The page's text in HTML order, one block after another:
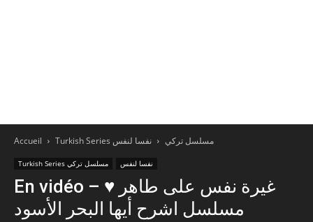
Accueil Turkish Series مسلسل تركي نفسا لنفس
Turkish Series مسلسل تركي نفسا لنفس
En vidéo – غيرة نفس على طاهر ♥️
مسلسل اشرح أيها البحر الأسود